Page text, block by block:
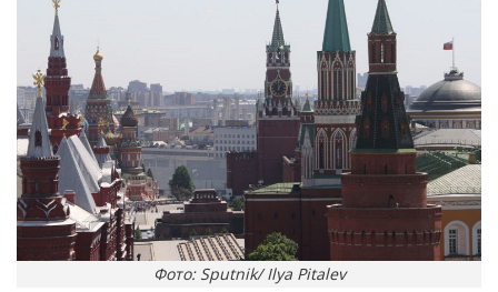
Фото: Sputnik/ Ilya Pitalev